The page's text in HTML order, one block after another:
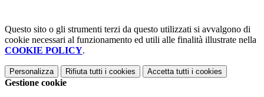
Questo sito o gli strumenti terzi da questo utilizzati si avvalgono di
cookie necessari al funzionamento ed utili alle finalità illustrate nella
COOKIE POLICY.
Personalizza Rifiuta tutti i cookies Accetta tutti i cookies
Gestione cookie